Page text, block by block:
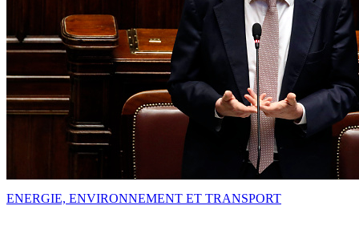
ENERGIE, ENVIRONNEMENT ET TRANSPORT